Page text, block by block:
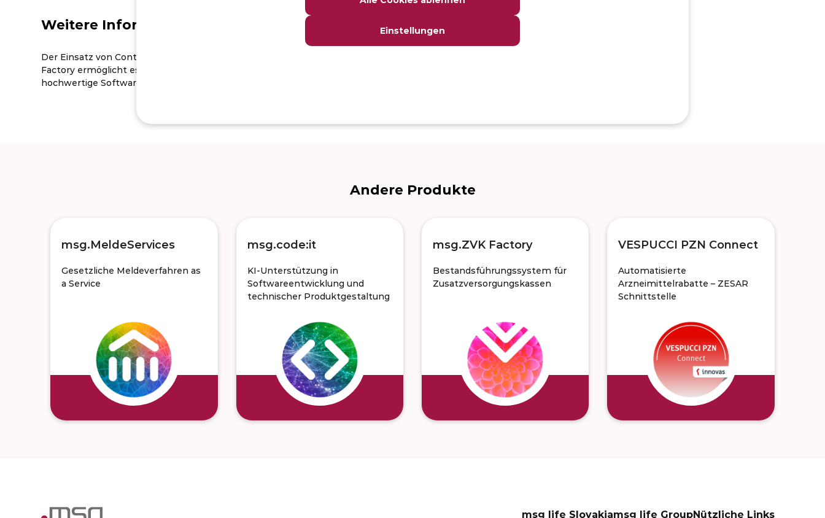
Weitere Informationen
Der Einsatz von Continuous Delivery und Continuous Integration in der msg.Life
Factory ermöglicht es uns, täglich oder innerhalb von Stunden qualitativ
hochwertige Software-Releases bereitzustellen.
Andere Produkte
msg.MeldeServices
Gesetzliche Meldeverfahren as
a Service
msg.code:it
KI-Unterstützung in
Softwareentwicklung und
technischer Produktgestaltung
msg.ZVK Factory
Bestandsführungssystem für
Zusatz­versorgungskassen
VESPUCCI PZN Connect
Automatisierte
Arzneimittelrabatte – ZESAR
Schnittstelle
msg life Slovakiamsg life GroupNützliche Links
Einstellungen